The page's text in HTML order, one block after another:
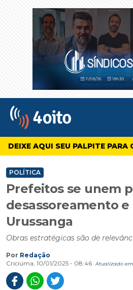
4oito
DEIXE AQUI SEU PALPITE
POLÍTICA
Prefeitos se unem
desassoreamento
Urussanga
Obras estratégicas são de
Por Redação
Criciúma, 10/01/2025 - 08:46
Atualizado em